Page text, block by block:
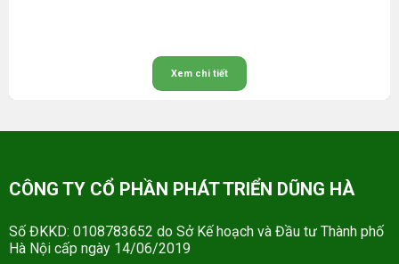
Xem chi tiết
CÔNG TY CỔ PHẦN PHÁT TRIỂN DŨNG HÀ
Số ĐKKD: 0108783652 do Sở Kế hoạch và Đầu tư Thành phố
Hà Nội cấp ngày 14/06/2019